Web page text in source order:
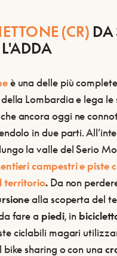
(CR) DA
è una delle più
Lombardia e lega le
ancora oggi ne
in due parti.
la valle del Serio
campestri e piste
territorio.Da non
alla scoperta del
fare a piedi, in
ciclabili magari
bike sharing o con una